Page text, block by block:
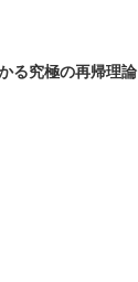
る究極の再帰理論